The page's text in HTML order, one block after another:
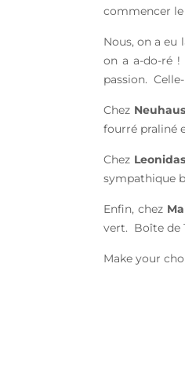
commencer le
Nous, on a
on a a-do-ré
passion.
Chez Neuhaus
fourré praliné
Chez Leonidas
sympathique
Enfin, chez
vert. Boîte de
Make your